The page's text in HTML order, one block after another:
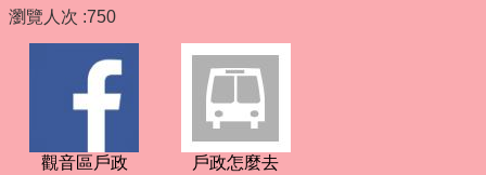
瀏覽人次 750
觀音區戶政
戶政怎麼去